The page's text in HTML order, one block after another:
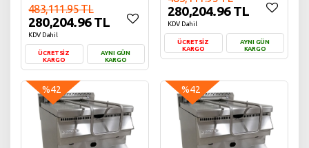
483,111.95 TL
280,204.96 TL
KDV Dahil
ÜCRETSİZ
KARGO
AYNI GÜN
KARGO
Sepete Ekle
280,204.96 TL
KDV Dahil
ÜCRETSİZ
KARGO
AYNI GÜN
KARGO
%42
%42